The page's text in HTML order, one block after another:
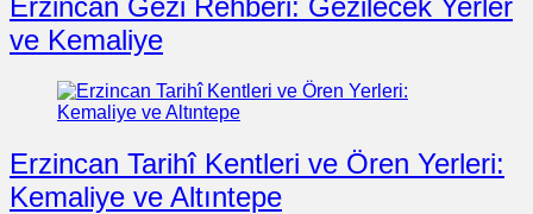
ve Kemaliye
Erzincan Tarihî Kentleri ve Ören Yerleri:
Kemaliye ve Altıntepe